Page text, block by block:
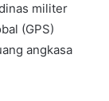
militer
(GPS)
angkasa